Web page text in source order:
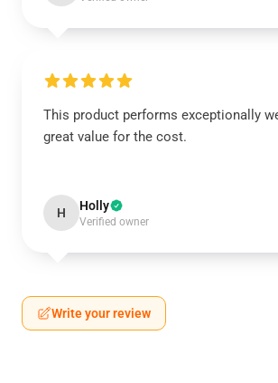
This product performs exceptionally
great value for the cost.
H Holly
Verified owner
Write your review